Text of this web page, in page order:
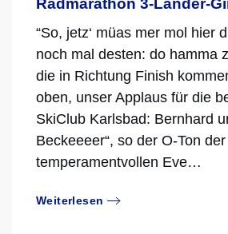
Radmarathon 3-Länder-
“So, jetz‘ müas mer mol hier
noch mal desten: do hamma
die in Richtung Finish
oben, unser Applaus für die
SkiClub Karlsbad: Bernhard
Beckeeeer“, so der O-Ton der
temperamentvollen Eve…
Weiterlesen